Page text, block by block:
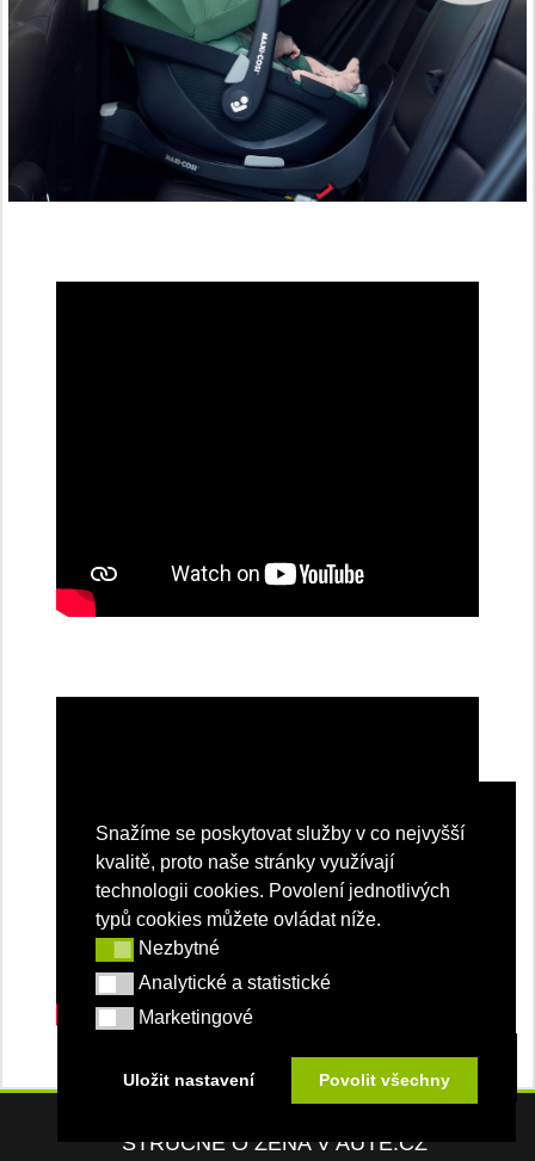
Snažíme se poskytovat služby v co nejvyšší
kvalitě, proto naše stránky využívají
technologii cookies. Povolení jednotlivých
typů cookies můžete ovládat níže.
NezbytnéNezbytné
Analytické a statistické
Analytické a statistické
Marketingové
Marketingové
Uložit nastavení Povolit všechny
STRUČNĚ O ŽENA V AUTĚ.CZ